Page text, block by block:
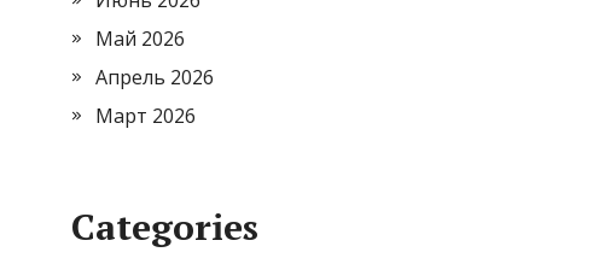
Май 2026
Апрель 2026
Март 2026
Categories